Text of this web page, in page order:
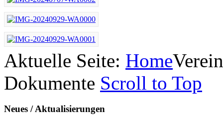
Aktuelle Seite: HomeVerein
Dokumente Scroll to Top
Neues / Aktualisierungen